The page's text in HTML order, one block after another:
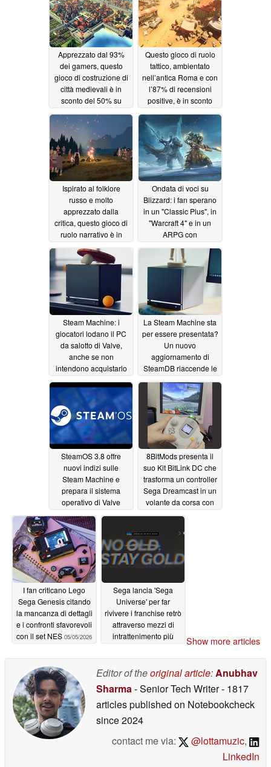
Apprezzato dal 93%
dei gamers, questo
gioco di costruzione di
città medievali è in
sconto del 50% su
Steam06/22/2026
Questo gioco di ruolo
tattico, ambientato
nell’antica Roma e con
l’87% di recensioni
positive, è in sconto
dell’80% su Steam
06/20/2026
Ispirato al folklore
russo e molto
apprezzato dalla
critica, questo gioco di
ruolo narrativo è in
sconto del 66% su
Steam06/19/2026
Ondata di voci su
Blizzard: i fan sperano
in un "Classic Plus", in
"Warcraft 4" e in un
ARPG con
protagonista Arthas
06/18/2026
Steam Machine: i
giocatori lodano il PC
da salotto di Valve,
anche se non
intendono acquistarlo
06/18/2026
La Steam Machine sta
per essere presentata?
Un nuovo
aggiornamento di
SteamDB riaccende le
speculazioni06/18/2026
SteamOS 3.8 offre
nuovi indizi sulle
Steam Machine e
prepara il sistema
operativo di Valve
all’arrivo di ulteriori
dispositivi portatili
06/18/2026
8BitMods presenta il
suo Kit BitLink DC che
trasforma un controller
Sega Dreamcast in un
volante da corsa con
controllo del
I fan criticano Lego
Sega Genesis citando
la mancanza di dettagli
e i confronti sfavorevoli
con il set NES 05/05/2026
Sega lancia 'Sega
Universe' per far
rivivere i franchise retrò
attraverso mezzi di
intrattenimento più
Show more articles
Editor of theoriginal article:Anubhav
Sharma- Senior Tech Writer- 1817
articles published on Notebookcheck
since 2024
contact me via:
@lottamuzic,
LinkedIn